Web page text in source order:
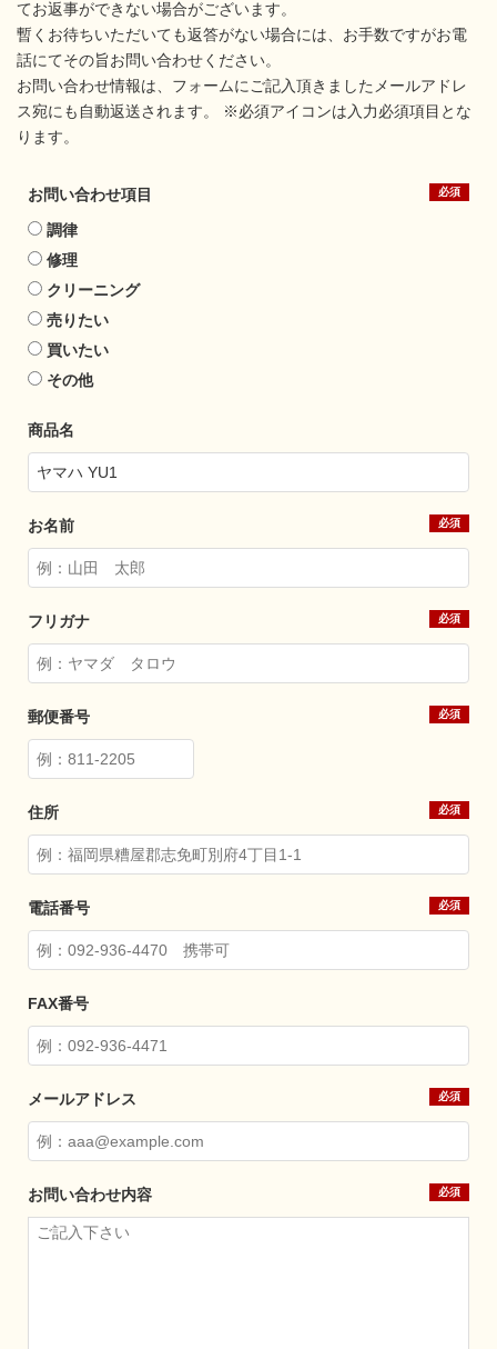
てお返事ができない場合がございます。
暫くお待ちいただいても返答がない場合には、お手数ですがお電
話にてその旨お問い合わせください。
お問い合わせ情報は、フォームにご記入頂きましたメールアドレ
ス宛にも自動返送されます。 ※必須アイコンは入力必須項目とな
ります。
お問い合わせ項目
調律
修理
クリーニング
売りたい
買いたい
その他
商品名
お名前
フリガナ
郵便番号
住所
電話番号
FAX番号
メールアドレス
お問い合わせ内容